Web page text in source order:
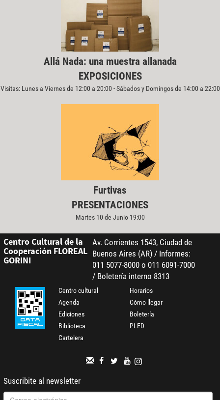
Allá Nada: una muestra allanada
EXPOSICIONES
Visitas: Lunes a Viernes de 12:00 a 20:00 - Sábados y Domingos de 14:00 a 22:00
Furtivas
PRESENTACIONES
Martes 10 de Junio 19:00
Centro Cultural de la
Cooperación FLOREAL
GORINI
Av. Corrientes 1543, Ciudad de
Buenos Aires (AR) / Informes:
011 5077-8000 o 011 6091-7000
/ Boletería interno 8313
Centro cultural
Agenda
Ediciones
Biblioteca
Cartelera
Horarios
Cómo llegar
Boletería
PLED
Suscribite al newsletter